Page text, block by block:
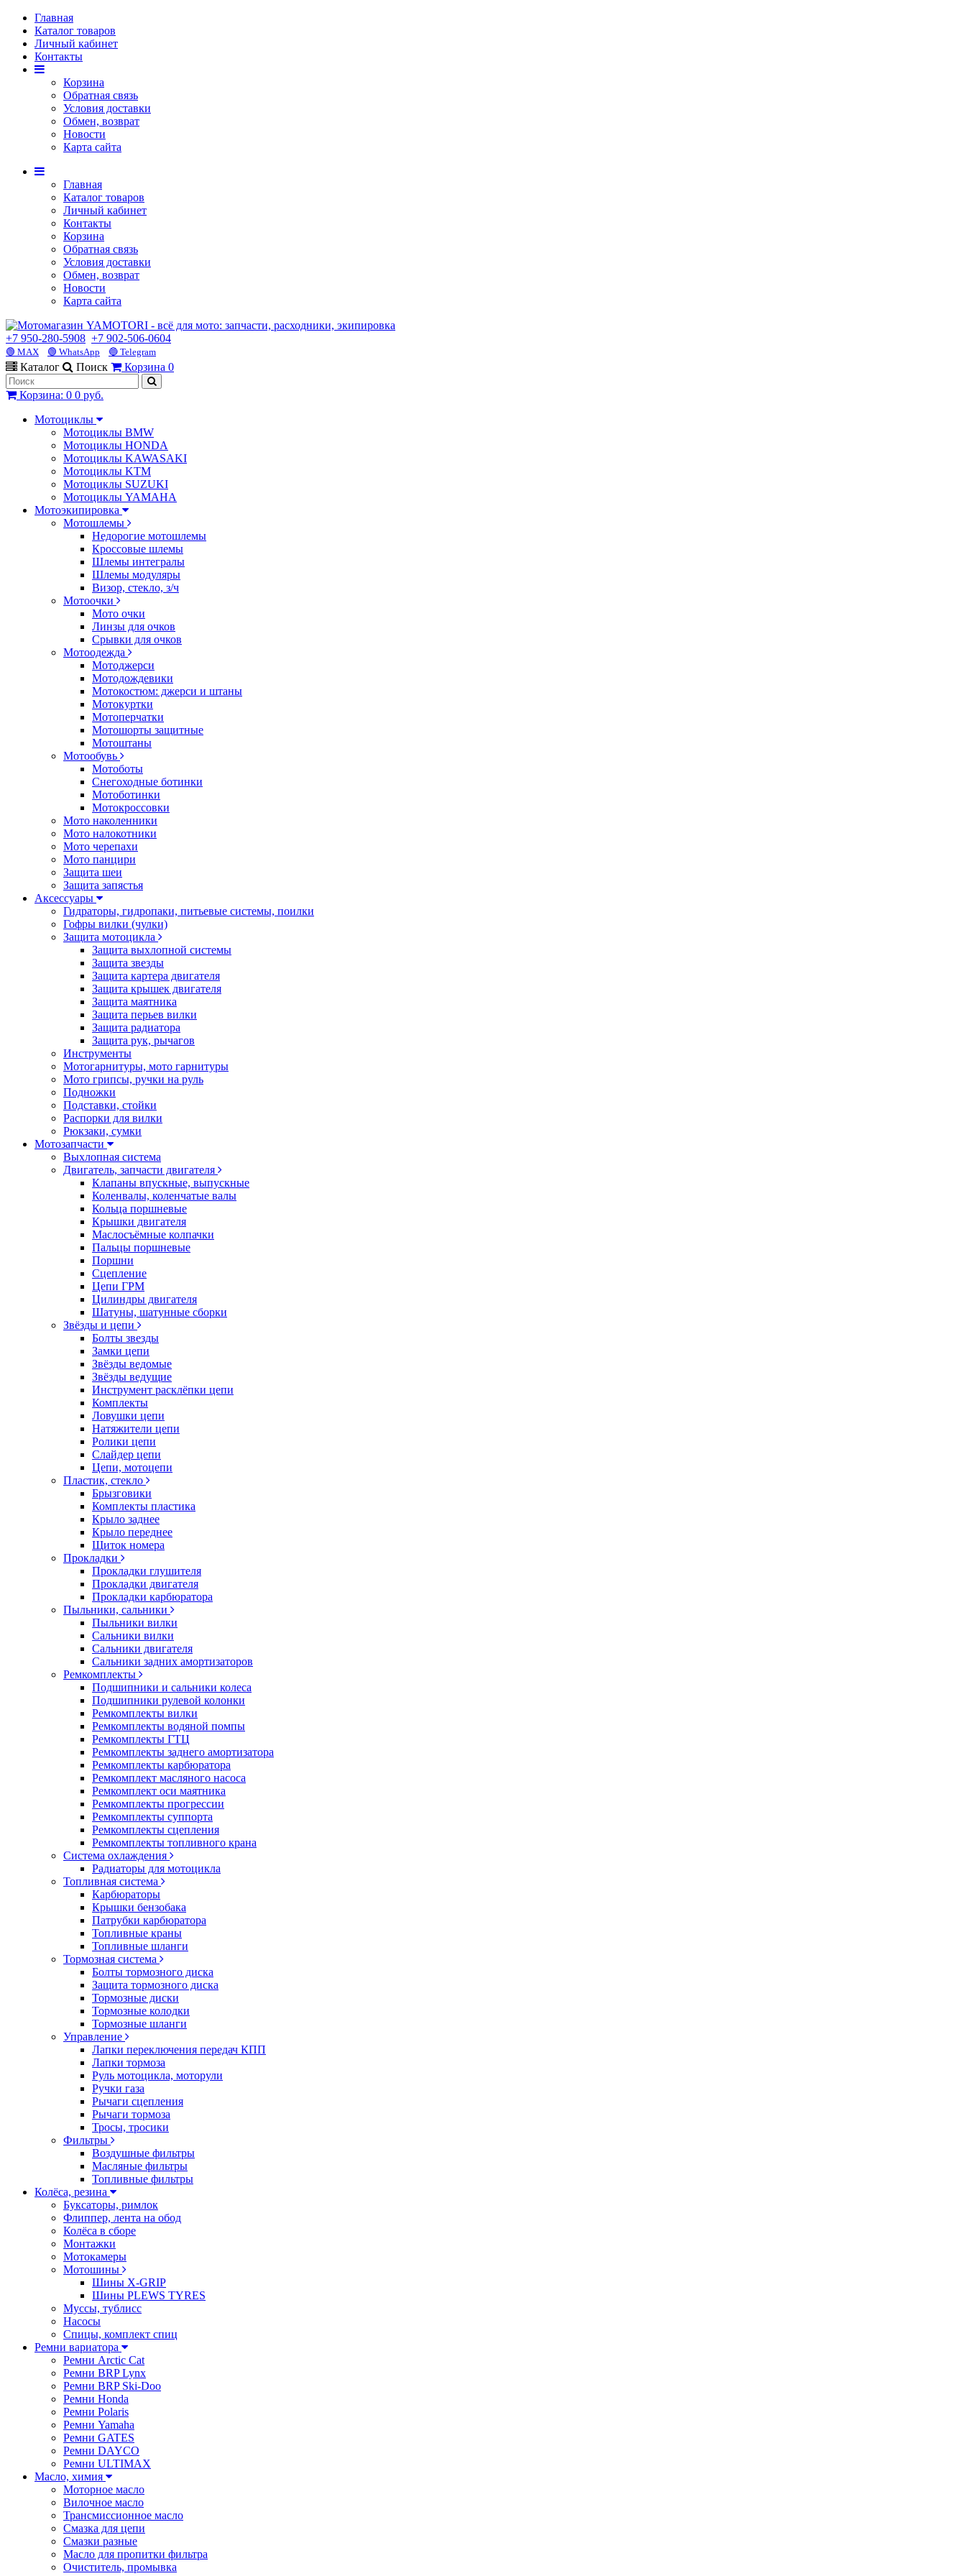
Главная
Каталог товаров
Личный кабинет
Контакты
Корзина
Обратная связь
Условия доставки
Обмен, возврат
Новости
Карта сайта
Главная
Каталог товаров
Личный кабинет
Контакты
Корзина
Обратная связь
Условия доставки
Обмен, возврат
Новости
Карта сайта
+7 950-280-5908 +7 902-506-0604
🟢 MAX 🟢 WhatsApp 🔵 Telegram
Каталог Поиск Корзина 0
Корзина: 0 0 руб.
Мотоциклы
Мотоциклы BMW
Мотоциклы HONDA
Мотоциклы KAWASAKI
Мотоциклы KTM
Мотоциклы SUZUKI
Мотоциклы YAMAHA
Мотоэкипировка
Мотошлемы
Недорогие мотошлемы
Кроссовые шлемы
Шлемы интегралы
Шлемы модуляры
Визор, стекло, з/ч
Мотоочки
Мото очки
Линзы для очков
Срывки для очков
Мотоодежда
Мотоджерси
Мотодождевики
Мотокостюм: джерси и штаны
Мотокуртки
Мотоперчатки
Мотошорты защитные
Мотоштаны
Мотообувь
Мотоботы
Снегоходные ботинки
Мотоботинки
Мотокроссовки
Мото наколенники
Мото налокотники
Мото черепахи
Мото панцири
Защита шеи
Защита запястья
Аксессуары
Гидраторы, гидропаки, питьевые системы, поилки
Гофры вилки (чулки)
Защита мотоцикла
Защита выхлопной системы
Защита звезды
Защита картера двигателя
Защита крышек двигателя
Защита маятника
Защита перьев вилки
Защита радиатора
Защита рук, рычагов
Инструменты
Мотогарнитуры, мото гарнитуры
Мото грипсы, ручки на руль
Подножки
Подставки, стойки
Распорки для вилки
Рюкзаки, сумки
Мотозапчасти
Выхлопная система
Двигатель, запчасти двигателя
Клапаны впускные, выпускные
Коленвалы, коленчатые валы
Кольца поршневые
Крышки двигателя
Маслосъёмные колпачки
Пальцы поршневые
Поршни
Сцепление
Цепи ГРМ
Цилиндры двигателя
Шатуны, шатунные сборки
Звёзды и цепи
Болты звезды
Замки цепи
Звёзды ведомые
Звёзды ведущие
Инструмент расклёпки цепи
Комплекты
Ловушки цепи
Натяжители цепи
Ролики цепи
Слайдер цепи
Цепи, мотоцепи
Пластик, стекло
Брызговики
Комплекты пластика
Крыло заднее
Крыло переднее
Щиток номера
Прокладки
Прокладки глушителя
Прокладки двигателя
Прокладки карбюратора
Пыльники, сальники
Пыльники вилки
Сальники вилки
Сальники двигателя
Сальники задних амортизаторов
Ремкомплекты
Подшипники и сальники колеса
Подшипники рулевой колонки
Ремкомплекты вилки
Ремкомплекты водяной помпы
Ремкомплекты ГТЦ
Ремкомплекты заднего амортизатора
Ремкомплекты карбюратора
Ремкомплект масляного насоса
Ремкомплект оси маятника
Ремкомплекты прогрессии
Ремкомплекты суппорта
Ремкомплекты сцепления
Ремкомплекты топливного крана
Система охлаждения
Радиаторы для мотоцикла
Топливная система
Карбюраторы
Крышки бензобака
Патрубки карбюратора
Топливные краны
Топливные шланги
Тормозная система
Болты тормозного диска
Защита тормозного диска
Тормозные диски
Тормозные колодки
Тормозные шланги
Управление
Лапки переключения передач КПП
Лапки тормоза
Руль мотоцикла, моторули
Ручки газа
Рычаги сцепления
Рычаги тормоза
Тросы, тросики
Фильтры
Воздушные фильтры
Масляные фильтры
Топливные фильтры
Колёса, резина
Буксаторы, римлок
Флиппер, лента на обод
Колёса в сборе
Монтажки
Мотокамеры
Мотошины
Шины X-GRIP
Шины PLEWS TYRES
Муссы, тублисс
Насосы
Спицы, комплект спиц
Ремни вариатора
Ремни Arctic Cat
Ремни BRP Lynx
Ремни BRP Ski-Doo
Ремни Honda
Ремни Polaris
Ремни Yamaha
Ремни GATES
Ремни DAYCO
Ремни ULTIMAX
Масло, химия
Моторное масло
Вилочное масло
Трансмиссионное масло
Смазка для цепи
Смазки разные
Масло для пропитки фильтра
Очиститель, промывка